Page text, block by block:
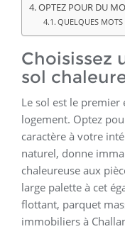
OPTEZ POUR DU
QUELQUES MOTS
Choisissez
sol
Le sol est le
logement. Optez
caractère à votre
naturel, donne
chaleureuse aux
large palette à cet
flottant, parquet
immobiliers à